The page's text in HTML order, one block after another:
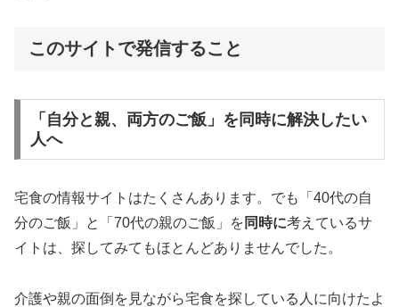
このサイトで発信すること
「自分と親、両方のご飯」を同時に解決したい
人へ
宅食の情報サイトはたくさんあります。でも「40代の自
分のご飯」と「70代の親のご飯」を 同時に考えているサ
イトは、探してみてもほとんどありませんでした。
介護や親の面倒を見ながら宅食を探している人に向けたよ